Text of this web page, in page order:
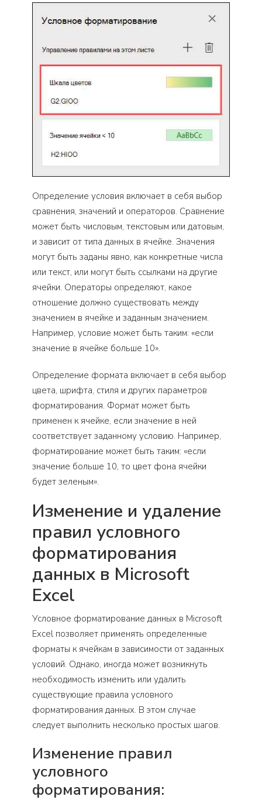
Определение условия включает в себя выбор
сравнения, значений и операторов. Сравнение
может быть числовым, текстовым или датовым,
и зависит от типа данных в ячейке. Значения
могут быть заданы явно, как конкретные числа
или текст, или могут быть ссылками на другие
ячейки. Операторы определяют, какое
отношение должно существовать между
значением в ячейке и заданным значением.
Например, условие может быть таким: «если
значение в ячейке больше 10».
Определение формата включает в себя выбор
цвета, шрифта, стиля и других параметров
форматирования. Формат может быть
применен к ячейке, если значение в ней
соответствует заданному условию. Например,
форматирование может быть таким: «если
значение больше 10, то цвет фона ячейки
будет зеленым».
Изменение и удаление
правил условного
форматирования
данных в Microsoft
Excel
Условное форматирование данных в Microsoft
Excel позволяет применять определенные
форматы к ячейкам в зависимости от заданных
условий. Однако, иногда может возникнуть
необходимость изменить или удалить
существующие правила условного
форматирования данных. В этом случае
следует выполнить несколько простых шагов.
Изменение правил
условного
форматирования: